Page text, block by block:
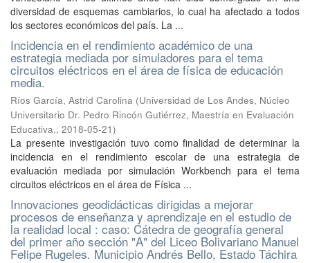
diversidad de esquemas cambiarios, lo cual ha afectado a todos
los sectores económicos del país. La ...
Incidencia en el rendimiento académico de una
estrategia mediada por simuladores para el tema
circuitos eléctricos en el área de física de educación
media.
Ríos García, Astrid Carolina (Universidad de Los Andes, Núcleo
Universitario Dr. Pedro Rincón Gutiérrez, Maestría en Evaluación
Educativa., 2018-05-21)
La presente investigación tuvo como finalidad de determinar la
incidencia en el rendimiento escolar de una estrategia de
evaluación mediada por simulación Workbench para el tema
circuitos eléctricos en el área de Física ...
Innovaciones geodidácticas dirigidas a mejorar
procesos de enseñanza y aprendizaje en el estudio de
la realidad local : caso: Cátedra de geografía general
del primer año sección "A" del Liceo Bolivariano Manuel
Felipe Rugeles. Municipio Andrés Bello, Estado Táchira